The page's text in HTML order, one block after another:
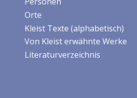
Orte
Kleist Texte (alphabetisch)
Von Kleist erwähnte Werke
Literaturverzeichnis